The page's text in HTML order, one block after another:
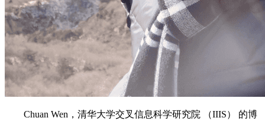
Chuan Wen，清华大学交叉信息科学研究院 （IIIS） 的博